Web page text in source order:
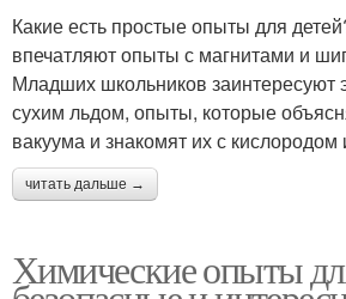
Какие есть простые опыты для
впечатляют опыты с магнитами и
Младших школьников заинтересуют
сухим льдом, опыты, которые
вакуума и знакомят их с кислородом
читать дальше →
Химические опыты